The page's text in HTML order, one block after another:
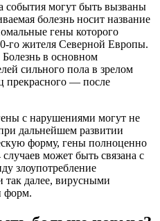
события могут быть вызваны
болезнь носит название
гены которого
го жителя Северной Европы.
в основном
сильного пола в зрелом
прекрасного — после
с нарушениями могут не
дальнейшем развитии
форму, гены полноценно
может быть связана с
злоупотребление
так далее, вирусными
форм.